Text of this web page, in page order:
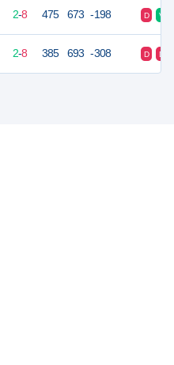
2-8 475 673 -198 D V
2-8 385 693 -308 D D